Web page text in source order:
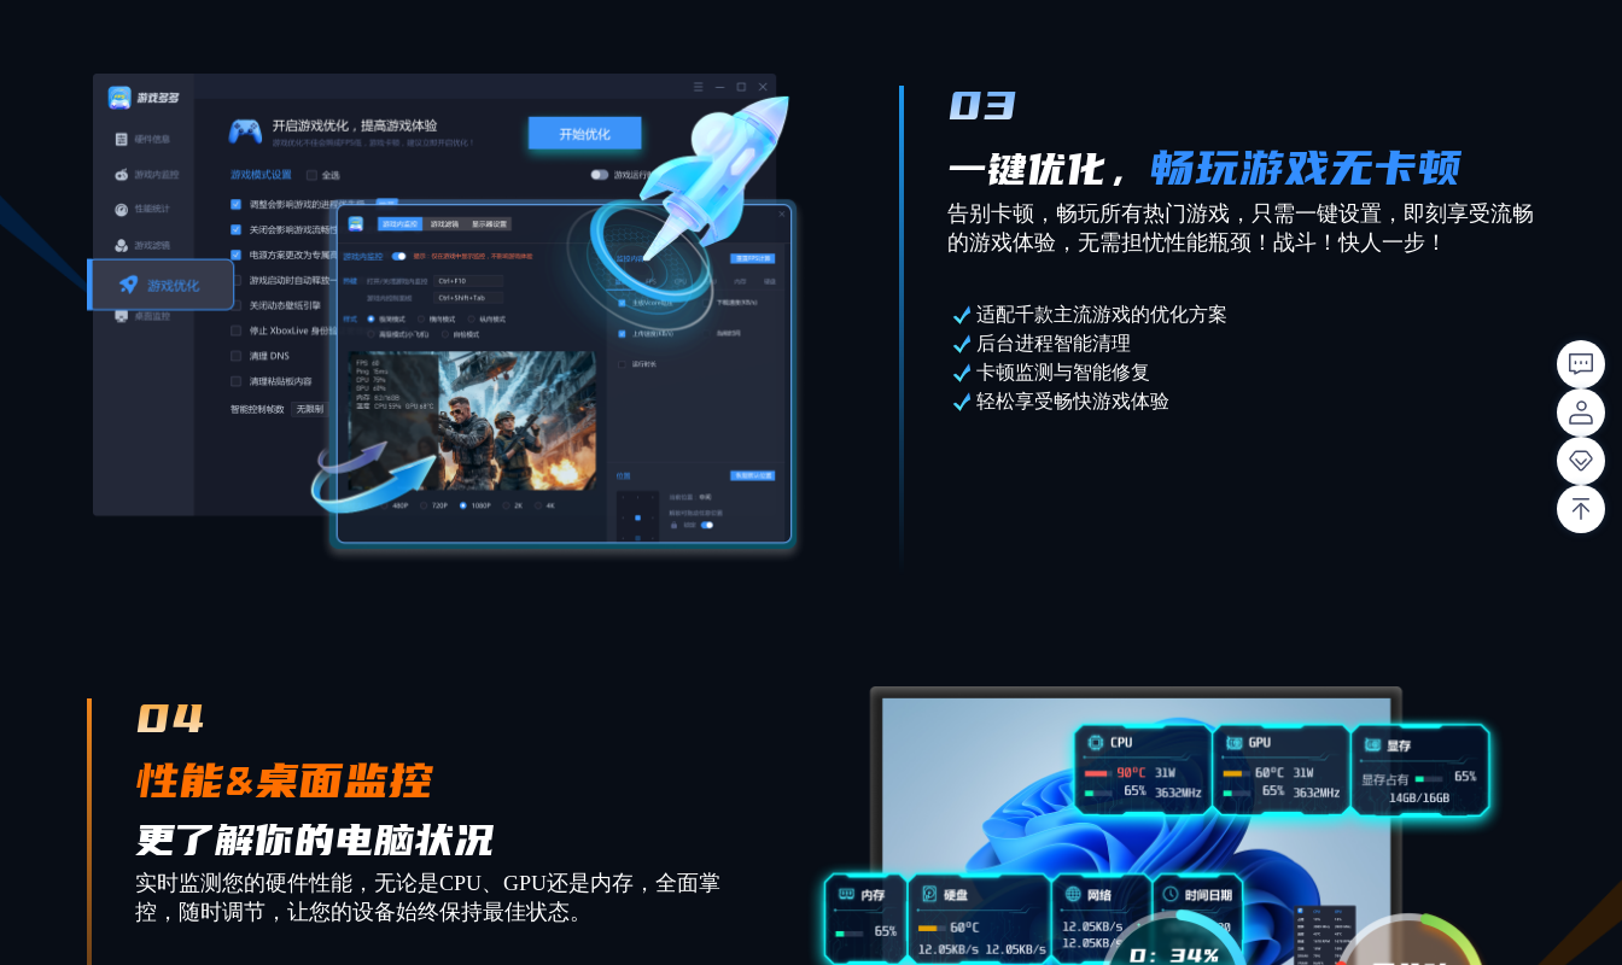
03
一键优化， 畅玩游戏无卡顿
告别卡顿，畅玩所有热门游戏，只需一键设置，即刻享受流畅
的游戏体验，无需担忧性能瓶颈！战斗！快人一步！
适配千款主流游戏的优化方案
后台进程智能清理
卡顿监测与智能修复
轻松享受畅快游戏体验
04
性能&桌面监控
更了解你的电脑状况
实时监测您的硬件性能，无论是CPU、GPU还是内存，全面掌
控，随时调节，让您的设备始终保持最佳状态。